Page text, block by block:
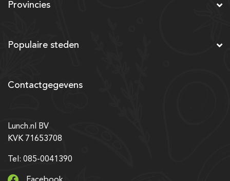
Provincies
Populaire steden
Contactgegevens
Lunch.nl BV
KVK 71653708
Tel: 085-0041390